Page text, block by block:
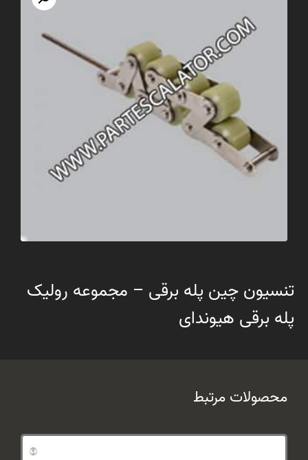
تنسیون چین پله برقی – مجموعه رولیک
پله برقی هیوندای
محصولات مرتبط